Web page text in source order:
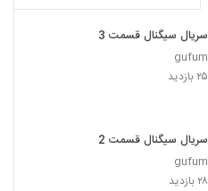
سریال سیگنال قسمت 3
gufum
۲۵ بازدید
سریال سیگنال قسمت 2
gufum
۲۸ بازدید